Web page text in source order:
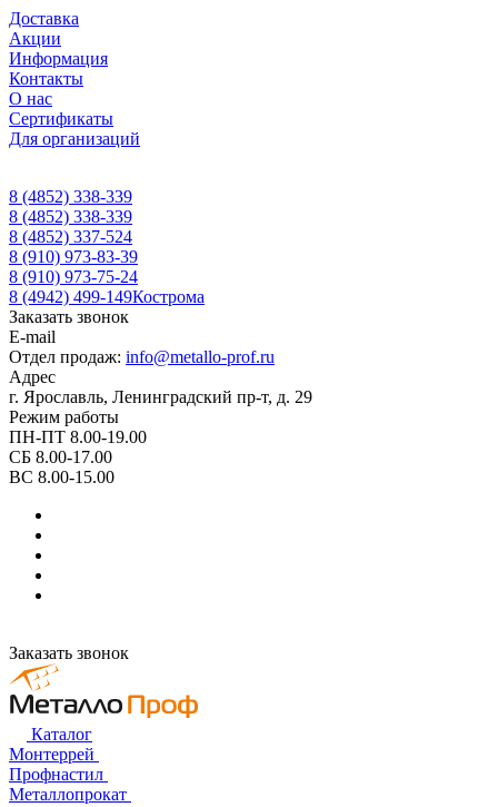
Доставка
Акции
Информация
Контакты
О нас
Сертификаты
Для организаций
8 (4852) 338-339
8 (4852) 338-339
8 (4852) 337-524
8 (910) 973-83-39
8 (910) 973-75-24
8 (4942) 499-149Кострома
Заказать звонок
E-mail
Отдел продаж: info@metallo-prof.ru
Адрес
г. Ярославль, Ленинградский пр-т, д. 29
Режим работы
ПН-ПТ 8.00-19.00
СБ 8.00-17.00
ВС 8.00-15.00
Заказать звонок
Каталог
Монтеррей
Профнастил
Металлопрокат